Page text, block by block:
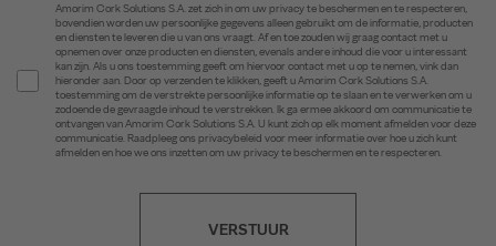
Amorim Cork Solutions S.A. zet zich in om uw privacy te beschermen en te respecteren,
bovendien worden uw persoonlijke gegevens alleen gebruikt om de informatie, producten
en diensten te leveren die u van ons vraagt. Af en toe zouden wij graag contact met u
opnemen over onze producten en diensten, evenals andere inhoud die voor u interessant
kan zijn. Als u ons toestemming geeft om hiervoor contact met u op te nemen, vink dan
hieronder aan. Door op verzenden te klikken, geeft u Amorim Cork Solutions S.A.
toestemming om de verstrekte persoonlijke informatie op te slaan en te verwerken om u
zodoende de gevraagde inhoud te verstrekken. Ik ga ermee akkoord om communicatie te
ontvangen van Amorim Cork Solutions S.A. U kunt zich op elk moment afmelden voor deze
communicatie. Raadpleeg ons privacybeleid voor meer informatie over hoe u zich kunt
afmelden en hoe we ons inzetten om uw privacy te beschermen en te respecteren.
VERSTUUR